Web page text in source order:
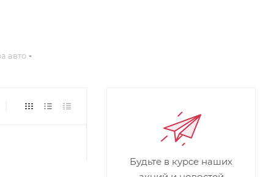
авто
Будьте в курсе наших